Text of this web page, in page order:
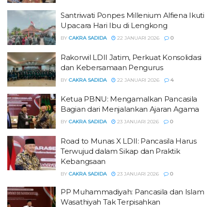
Santriwati Ponpes Millenium Alfiena Ikuti
Upacara Hari Ibu di Lengkong
BY CAKRA SADIDA 22 JANUARI 2026 0
Rakorwil LDII Jatim, Perkuat Konsolidasi
dan Kebersamaan Pengurus
BY CAKRA SADIDA 22 JANUARI 2026 4
Ketua PBNU: Mengamalkan Pancasila
Bagian dari Menjalankan Ajaran Agama
BY CAKRA SADIDA 23 JANUARI 2026 0
Road to Munas X LDII: Pancasila Harus
Terwujud dalam Sikap dan Praktik
Kebangsaan
BY CAKRA SADIDA 23 JANUARI 2026 0
PP Muhammadiyah: Pancasila dan Islam
Wasathiyah Tak Terpisahkan